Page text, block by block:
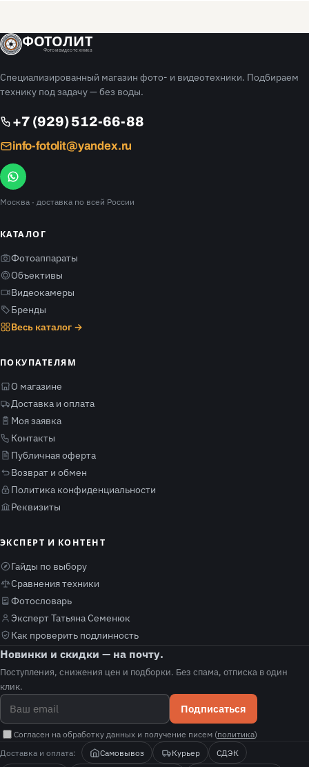
ФОТОЛИТ
Фото и видео техника
Специализированный магазин фото- и видеотехники. Подбираем
технику под задачу — без воды.
+7 (929) 512-66-88
info-fotolit@yandex.ru
Москва · доставка по всей России
КАТАЛОГ
Фотоаппараты
Объективы
Видеокамеры
Бренды
Весь каталог →
ПОКУПАТЕЛЯМ
О магазине
Доставка и оплата
Моя заявка
Контакты
Публичная оферта
Возврат и обмен
Политика конфиденциальности
Реквизиты
ЭКСПЕРТ И КОНТЕНТ
Гайды по выбору
Сравнения техники
Фотословарь
Эксперт Татьяна Семенюк
Как проверить подлинность
Новинки и скидки — на почту.
Поступления, снижения цен и подборки. Без спама, отписка в один
клик.
Подписаться
Согласен на обработку данных и получение писем (политика)
Доставка и оплата: Самовывоз Курьер СДЭК